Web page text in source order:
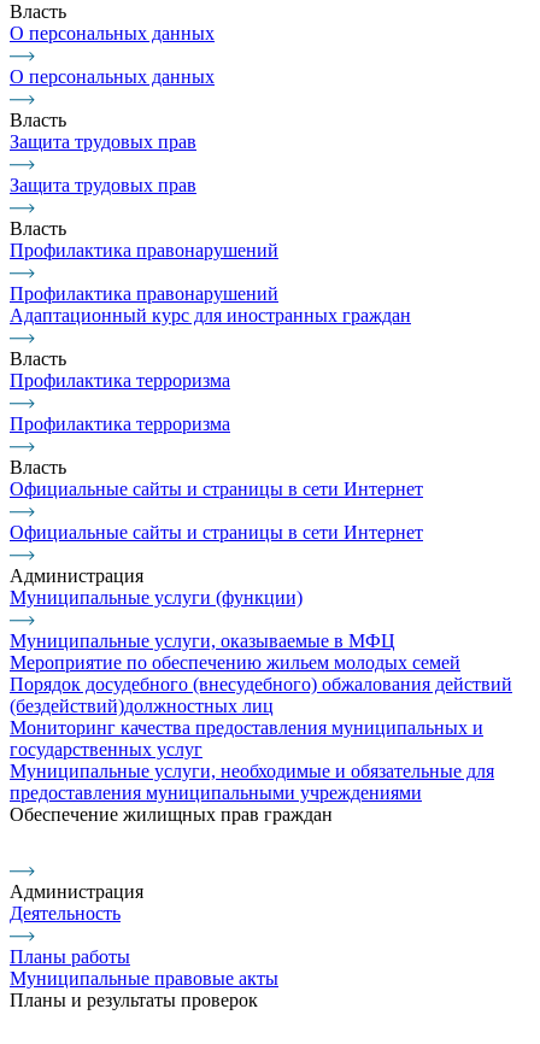
Власть
О персональных данных
О персональных данных
Власть
Защита трудовых прав
Защита трудовых прав
Власть
Профилактика правонарушений
Профилактика правонарушений
Адаптационный курс для иностранных граждан
Власть
Профилактика терроризма
Профилактика терроризма
Власть
Официальные сайты и страницы в сети Интернет
Официальные сайты и страницы в сети Интернет
Администрация
Муниципальные услуги (функции)
Муниципальные услуги, оказываемые в МФЦ
Мероприятие по обеспечению жильем молодых семей
Порядок досудебного (внесудебного) обжалования действий
(бездействий)должностных лиц
Мониторинг качества предоставления муниципальных и
государственных услуг
Муниципальные услуги, необходимые и обязательные для
предоставления муниципальными учреждениями
Обеспечение жилищных прав граждан
Администрация
Деятельность
Планы работы
Муниципальные правовые акты
Планы и результаты проверок